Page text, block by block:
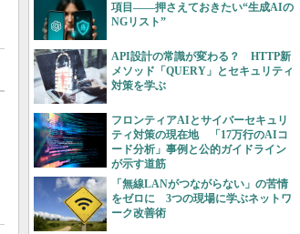
項目――押さえておきたい“生成AIの
NGリスト”
API設計の常識が変わる？ HTTP新
メソッド「QUERY」とセキュリティ
対策を学ぶ
フロンティアAIとサイバーセキュリ
ティ対策の現在地 「17万行のAIコ
ード分析」事例と公的ガイドライン
が示す道筋
「無線LANがつながらない」の苦情
をゼロに 3つの現場に学ぶネットワ
ーク改善術